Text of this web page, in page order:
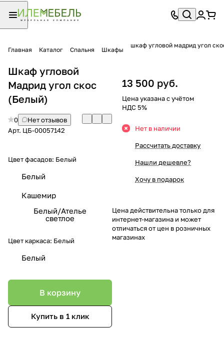
Главная Каталог Спальня Шкафы
шкаф угловой мадрид угол
Шкаф угловой
Мадрид угол скос
(Белый)
0
Нет отзывов
Арт. ЦБ-00057142
Цвет фасадов: Белый
Белый
Кашемир
Белый/Ателье
светлое
Цвет каркаса: Белый
Белый
В корзину
Купить в 1 клик
13 500 руб.
Цена указана с учётом
НДС 5%
Нет в наличии
Рассчитать доставку
Нашли дешевле?
Хочу в подарок
Цена действительна только для
интернет-магазина и может
отличаться от цен в розничных
магазинах